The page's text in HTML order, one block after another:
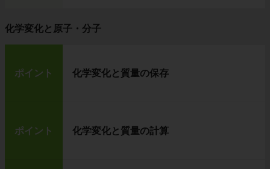
化学変化と原子・分子
ポイント 化学変化と質量の保存
ポイント 化学変化と質量の計算